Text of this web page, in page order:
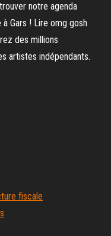
notre agenda
Gars ! Lire omg gosh
des millions
artistes indépendants.
fiscale